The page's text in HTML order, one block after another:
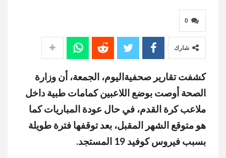
0
شارك
كشفت تقارير صحفيةاليوم، الجمعة، أن وزارة
الصحة أوصت بوضع اللاعبين كمامات طبية داخل
ملاعب كرة القدم، في حال عودة المباريات كما
هو متوقع الشهر المقبل، بعد توقفها فترة طويلة
بسبب فيروس كوفيد 19 المستجد.